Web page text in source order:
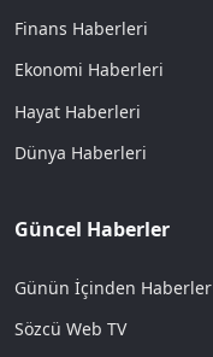
Finans Haberleri
Ekonomi Haberleri
Hayat Haberleri
Dünya Haberleri
Güncel Haberler
Günün İçinden Haberler
Sözcü Web TV